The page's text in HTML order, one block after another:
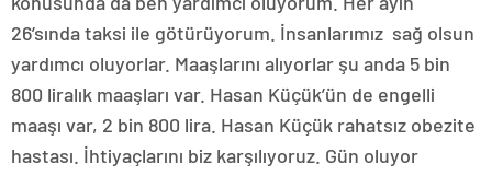
26’sında taksi ile götürüyorum. İnsanlarımız sağ olsun
yardımcı oluyorlar. Maaşlarını alıyorlar şu anda 5 bin
800 liralık maaşları var. Hasan Küçük’ün de engelli
maaşı var, 2 bin 800 lira. Hasan Küçük rahatsız obezite
hastası. İhtiyaçlarını biz karşılıyoruz. Gün oluyor